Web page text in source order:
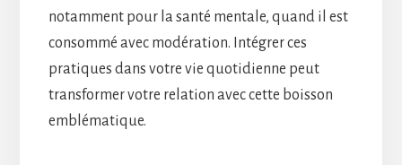
notamment pour la santé mentale, quand il est
consommé avec modération. Intégrer ces
pratiques dans votre vie quotidienne peut
transformer votre relation avec cette boisson
emblématique.